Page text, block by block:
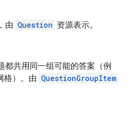
由 Question 资源表示。
都共用同一组可能的答案（例
格）。由 QuestionGroupItem